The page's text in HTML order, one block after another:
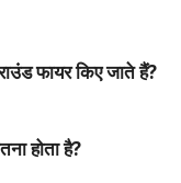
फायर किए जाते हैं?
होता है?